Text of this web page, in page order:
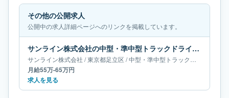
その他の公開求人
公開中の求人詳細ページへのリンクを掲載しています。
サンライン株式会社の中型・準中型トラックドライバー求人｜東京都足立区｜月給55万-65万円
サンライン株式会社 /東京都足立区 /中型・準中型トラックドライバー
月給55万-65万円
求人を見る